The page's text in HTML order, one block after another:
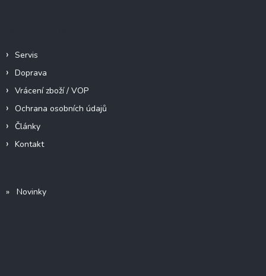
Servis
Doprava
Vrácení zboží / VOP
Ochrana osobních údajů
Články
Kontakt
» Novinky